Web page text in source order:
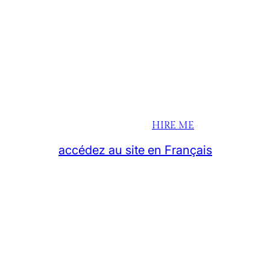
HIRE ME
accédez au site en Français